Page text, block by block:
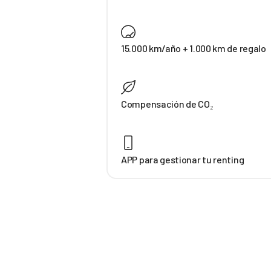
15.000 km/año + 1.000 km de regalo
Compensación de CO₂
APP para gestionar tu renting